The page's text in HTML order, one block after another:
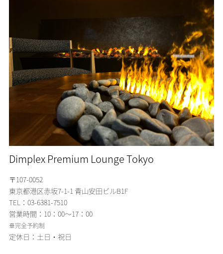
Dimplex Premium Lounge Tokyo
〒107-0052
東京都港区赤坂7-1-1 青山安田ビルB1F
TEL：03-6381-7510
営業時間：10：00～17：00
※完全予約制
定休日：土日・祝日